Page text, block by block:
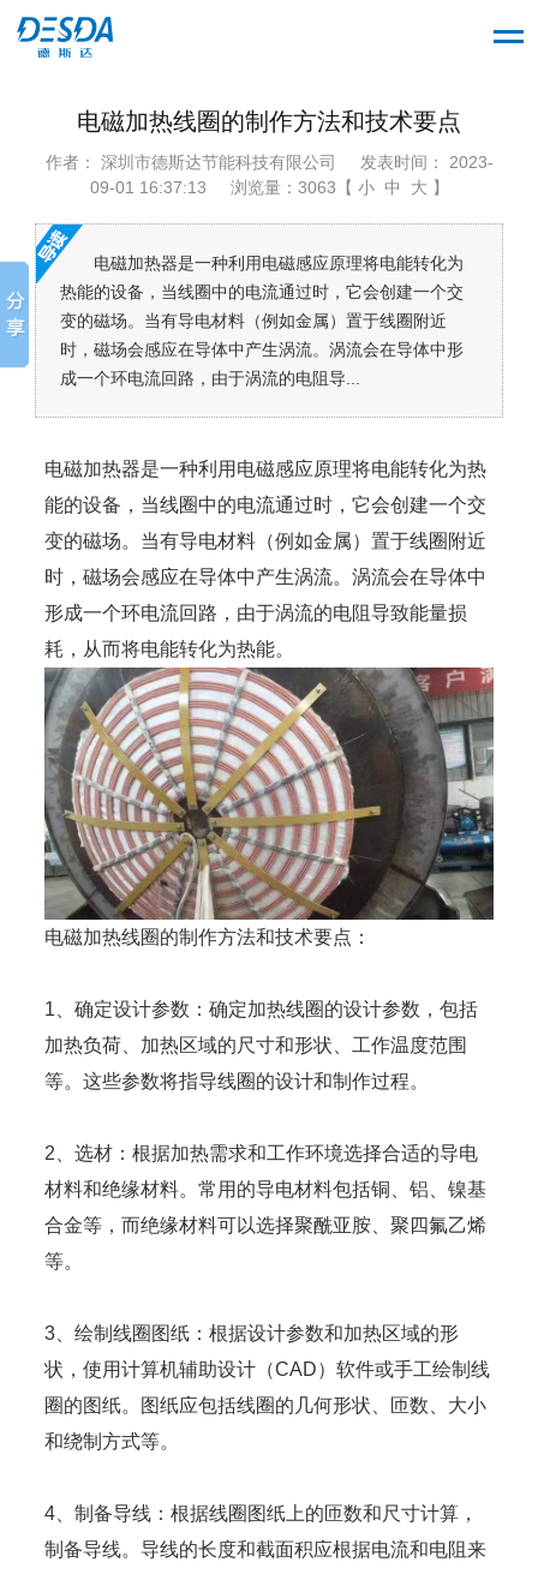
电磁加热线圈的制作方法和技术要点
作者： 深圳市德斯达节能科技有限公司
发表时间： 2023-
09-01 16:37:13
浏览量：3063【 小 中 大 】
电磁加热器是一种利用电磁感应原理将电能转化为
热能的设备，当线圈中的电流通过时，它会创建一个交
变的磁场。当有导电材料（例如金属）置于线圈附近
时，磁场会感应在导体中产生涡流。涡流会在导体中形
成一个环电流回路，由于涡流的电阻导...
电磁加热器是一种利用电磁感应原理将电能转化为热
能的设备，当线圈中的电流通过时，它会创建一个交
变的磁场。当有导电材料（例如金属）置于线圈附近
时，磁场会感应在导体中产生涡流。涡流会在导体中
形成一个环电流回路，由于涡流的电阻导致能量损
耗，从而将电能转化为热能。
电磁加热线圈的制作方法和技术要点：
1、确定设计参数：确定加热线圈的设计参数，包括
加热负荷、加热区域的尺寸和形状、工作温度范围
等。这些参数将指导线圈的设计和制作过程。
2、选材：根据加热需求和工作环境选择合适的导电
材料和绝缘材料。常用的导电材料包括铜、铝、镍基
合金等，而绝缘材料可以选择聚酰亚胺、聚四氟乙烯
等。
3、绘制线圈图纸：根据设计参数和加热区域的形
状，使用计算机辅助设计（CAD）软件或手工绘制线
圈的图纸。图纸应包括线圈的几何形状、匝数、大小
和绕制方式等。
4、制备导线：根据线圈图纸上的匝数和尺寸计算，
制备导线。导线的长度和截面积应根据电流和电阻来